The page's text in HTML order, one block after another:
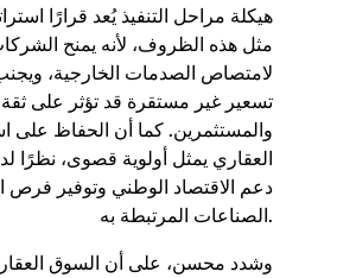
هيكلة مراحل التنفيذ يُعد قرارًا
مثل هذه الظروف، لأنه يمنح
لامتصاص الصدمات الخارجية،
تسعير غير مستقرة قد تؤثر على ثقة
والمستثمرين. كما أن الحفاظ على
العقاري يمثل أولوية قصوى، نظرًا
دعم الاقتصاد الوطني وتوفير فرص
الصناعات المرتبطة به.
وشدد محسن، على أن السوق